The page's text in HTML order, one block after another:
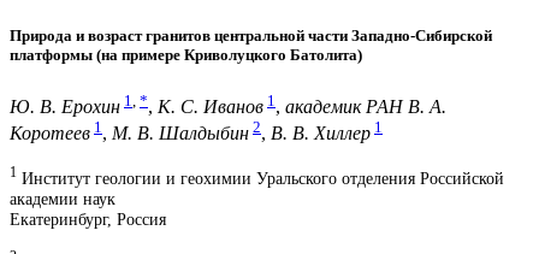
Природа и возраст гранитов центральной части Западно-Сибирской
платформы (на примере Криволуцкого Батолита)
Ю. В. Ерохин 1 *, К. С. Иванов 1 , академик РАН В. А.
Коротеев 1, М. В. Шалдыбин 2, В. В. Хиллер 1
1 Институт геологии и геохимии Уральского отделения Российской
академии наук
Екатеринбург, Россия